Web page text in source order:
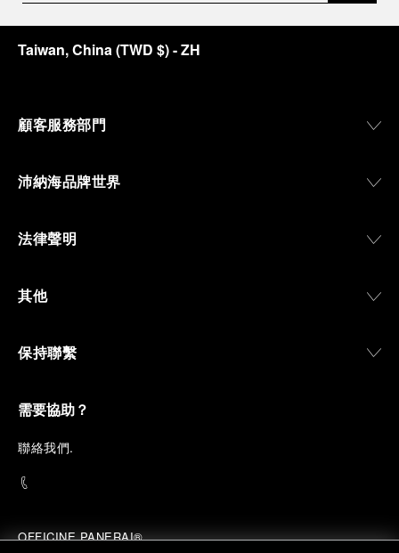
Taiwan, China(TWD $)- ZH
顧客服務部門
沛納海品牌世界
法律聲明
其他
保持聯繫
需要協助？
聯絡我們.
OFFICINE PANERAI®